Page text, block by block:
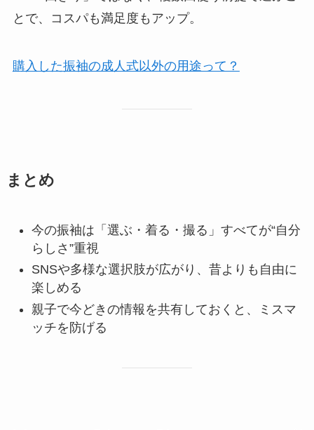
とで、コスパも満足度もアップ。
購入した振袖の成人式以外の用途って？
まとめ
今の振袖は「選ぶ・着る・撮る」すべてが“自分
らしさ”重視
SNSや多様な選択肢が広がり、昔よりも自由に
楽しめる
親子で今どきの情報を共有しておくと、ミスマ
ッチを防げる